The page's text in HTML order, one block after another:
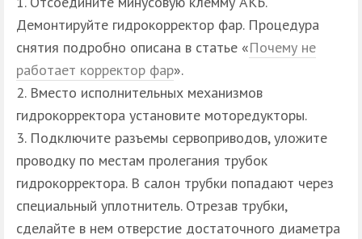
Демонтируйте гидрокорректор фар. Процедура
снятия подробно описана в статье «Почему не
работает корректор фар».
Вместо исполнительных механизмов
гидрокорректора установите моторедукторы.
Подключите разъемы сервоприводов, уложите
проводку по местам пролегания трубок
гидрокорректора. В салон трубки попадают через
специальный уплотнитель. Отрезав трубки,
сделайте в нем отверстие достаточного диаметра